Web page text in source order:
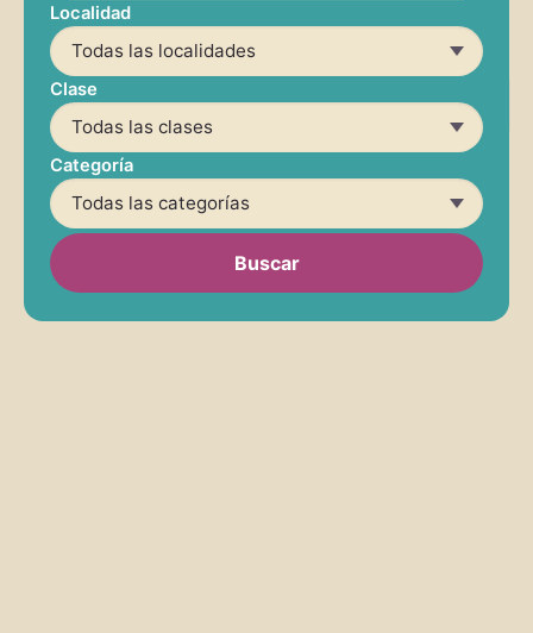
Localidad
Clase
Categoría
Buscar